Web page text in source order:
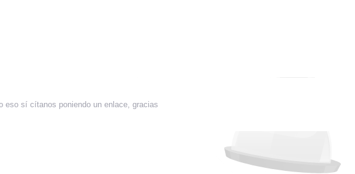
eso sí cítanos poniendo un enlace, gracias